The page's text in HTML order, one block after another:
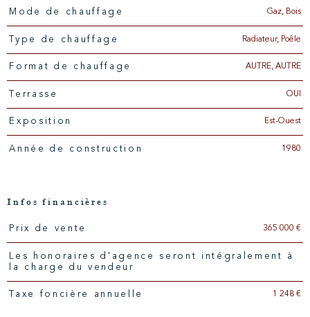
Mode de chauffage Gaz, Bois
Type de chauffage Radiateur, Poêle
Format de chauffage AUTRE, AUTRE
Terrasse OUI
Exposition Est-Ouest
Année de construction 1980
Infos financières
Caractéristiques Valeurs
Prix de vente 365 000 €
Les honoraires d'agence seront intégralement à
la charge du vendeur
Taxe foncière annuelle 1 248 €